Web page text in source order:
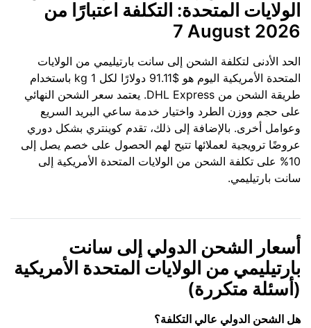
الولايات المتحدة: التكلفة اعتبارًا من
7 August 2026
الحد الأدنى لتكلفة الشحن إلى سانت بارتيليمي من الولايات
المتحدة الأمريكية اليوم هو $91.11 دولارًا لكل 1 kg باستخدام
طريقة الشحن من DHL Express. يعتمد سعر الشحن النهائي
على حجم ووزن الطرد واختيار خدمة ساعي البريد السريع
وعوامل أخرى. بالإضافة إلى ذلك، تقدم كوينتري بشكل دوري
عروضًا ترويجية لعملائها تتيح لهم الحصول على خصم يصل إلى
10% على تكلفة الشحن من الولايات المتحدة الأمريكية إلى
سانت بارتيليمي.
أسعار الشحن الدولي إلى سانت
بارتيليمي من الولايات المتحدة الأمريكية
(أسئلة متكررة)
هل الشحن الدولي عالي التكلفة؟